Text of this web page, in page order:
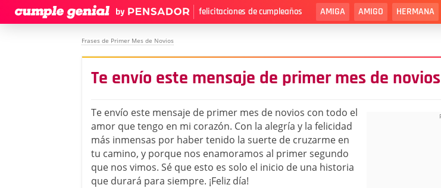
felicitaciones de cumpleaños AMIGA AMIGO HERMANA
Frases de Primer Mes de Novios
Te envío este mensaje de primer mes de novios
Te envío este mensaje de primer mes de novios con todo el
amor que tengo en mi corazón. Con la alegría y la felicidad
más inmensas por haber tenido la suerte de cruzarme en
tu camino, y porque nos enamoramos al primer segundo
que nos vimos. Sé que esto es solo el inicio de una historia
que durará para siempre. ¡Feliz día!